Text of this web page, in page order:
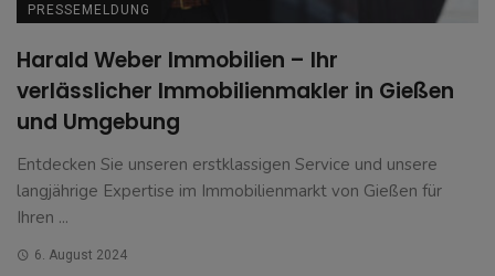
PRESSEMELDUNG
Harald Weber Immobilien – Ihr
verlässlicher Immobilienmakler in Gießen
und Umgebung
Entdecken Sie unseren erstklassigen Service und unsere
langjährige Expertise im Immobilienmarkt von Gießen für
Ihren ...
6. August 2024